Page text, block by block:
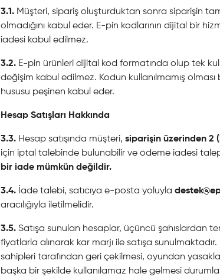
3.1. Müşteri, sipariş oluşturduktan sonra siparişin
olmadığını kabul eder. E-pin kodlarının dijital bir
iadesi kabul edilmez.
3.2. E-pin ürünleri dijital kod formatında olup tek
değişim kabul edilmez. Kodun kullanılmamış
hususu peşinen kabul eder.
Hesap Satışları Hakkında
3.3. Hesap satışında müşteri, siparişin üzerinden 2
için iptal talebinde bulunabilir ve ödeme iadesi
bir iade mümkün değildir.
3.4. İade talebi, satıcıya e-posta yoluyla
aracılığıyla iletilmelidir.
3.5. Satışa sunulan hesaplar, üçüncü şahıslardan
fiyatlarla alınarak kar marjı ile satışa
sahipleri tarafından geri çekilmesi, oyundan
başka bir şekilde kullanılamaz hale gelmesi